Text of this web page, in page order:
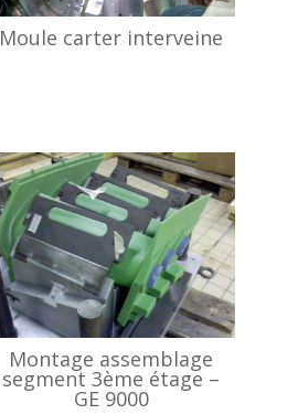
Moule carter interveine
Montage assemblage
segment 3ème étage –
GE 9000